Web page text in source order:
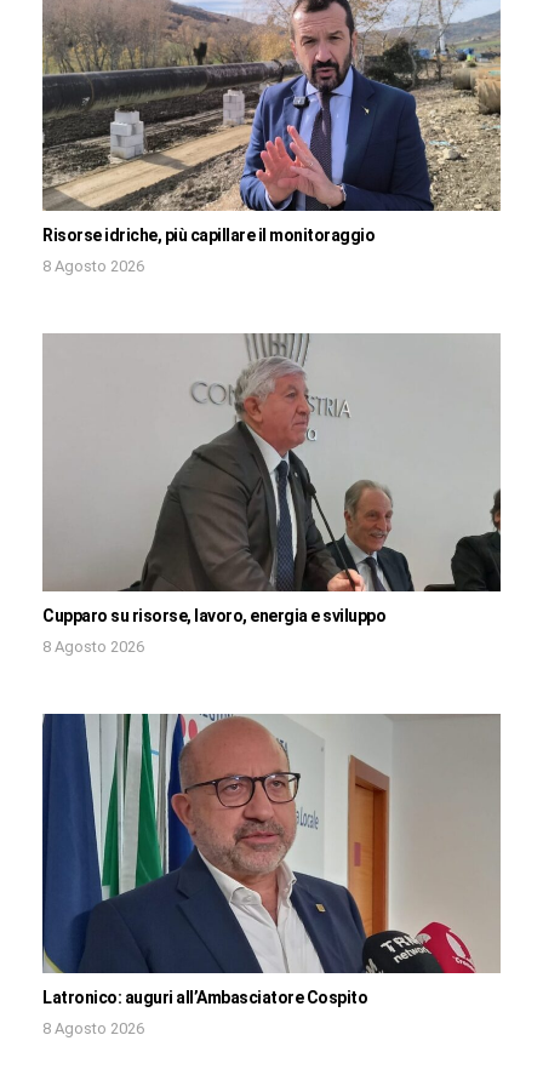
Risorse idriche, più capillare il monitoraggio
8 Agosto 2026
Cupparo su risorse, lavoro, energia e sviluppo
8 Agosto 2026
Latronico: auguri all’Ambasciatore Cospito
8 Agosto 2026